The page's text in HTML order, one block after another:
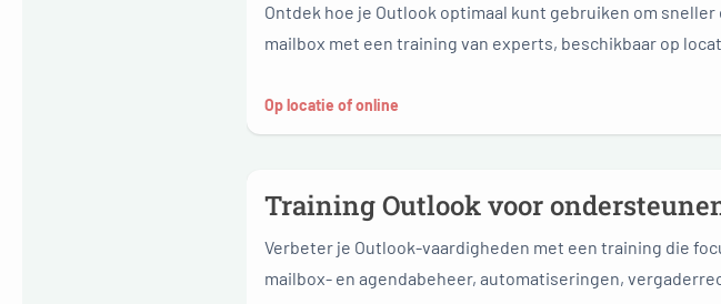
Ontdek hoe je Outlook optimaal kunt gebruiken om
mailbox met een training van experts, beschikbaar op
Op locatie of online
Training Outlook voor
Verbeter je Outlook-vaardigheden met een training die
mailbox- en agendabeheer, automatiseringen,